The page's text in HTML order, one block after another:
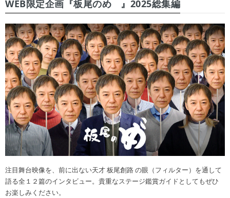
WEB限定企画『板尾のめ゙』2025総集編
注目舞台映像を、前に出ない天才 板尾創路 の眼（フィルター）を通して
語る全１２篇のインタビュー。貴重なステージ鑑賞ガイドとしてもぜひ
お楽しみください。